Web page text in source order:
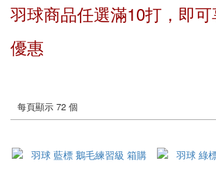
羽球商品任選滿10打，即
優惠
每頁顯示 72 個